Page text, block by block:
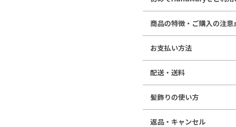
商品の特徴・ご購入の注意
お支払い方法
配送・送料
髪飾りの使い方
返品・キャンセル